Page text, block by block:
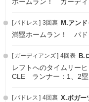
パドレス 3回裏 M.アン
満塁ホームラン！ パド
ガーディアンズ 4回表 B.
レフトへのタイムリー
CLE ランナー：1、2塁
パドレス 4回裏 X.ボガー